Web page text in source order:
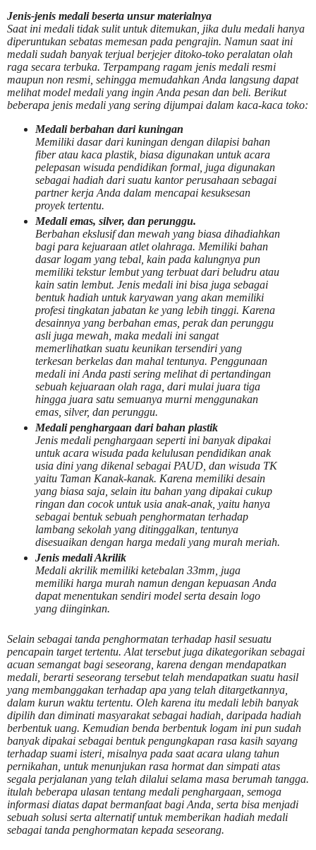
Jenis-jenis medali beserta unsur materialnya
Saat ini medali tidak sulit untuk ditemukan, jika dulu medali hanya
diperuntukan sebatas memesan pada pengrajin. Namun saat ini
medali sudah banyak terjual berjejer ditoko-toko peralatan olah
raga secara terbuka. Terpampang ragam jenis medali resmi
maupun non resmi, sehingga memudahkan Anda langsung dapat
melihat model medali yang ingin Anda pesan dan beli. Berikut
beberapa jenis medali yang sering dijumpai dalam kaca-kaca toko:
Medali berbahan dari kuningan
Memiliki dasar dari kuningan dengan dilapisi bahan
fiber atau kaca plastik, biasa digunakan untuk acara
pelepasan wisuda pendidikan formal, juga digunakan
sebagai hadiah dari suatu kantor perusahaan sebagai
partner kerja Anda dalam mencapai kesuksesan
proyek tertentu.
Medali emas, silver, dan perunggu.
Berbahan ekslusif dan mewah yang biasa dihadiahkan
bagi para kejuaraan atlet olahraga. Memiliki bahan
dasar logam yang tebal, kain pada kalungnya pun
memiliki tekstur lembut yang terbuat dari beludru atau
kain satin lembut. Jenis medali ini bisa juga sebagai
bentuk hadiah untuk karyawan yang akan memiliki
profesi tingkatan jabatan ke yang lebih tinggi. Karena
desainnya yang berbahan emas, perak dan perunggu
asli juga mewah, maka medali ini sangat
memerlihatkan suatu keunikan tersendiri yang
terkesan berkelas dan mahal tentunya. Penggunaan
medali ini Anda pasti sering melihat di pertandingan
sebuah kejuaraan olah raga, dari mulai juara tiga
hingga juara satu semuanya murni menggunakan
emas, silver, dan perunggu.
Medali penghargaan dari bahan plastik
Jenis medali penghargaan seperti ini banyak dipakai
untuk acara wisuda pada kelulusan pendidikan anak
usia dini yang dikenal sebagai PAUD, dan wisuda TK
yaitu Taman Kanak-kanak. Karena memiliki desain
yang biasa saja, selain itu bahan yang dipakai cukup
ringan dan cocok untuk usia anak-anak, yaitu hanya
sebagai bentuk sebuah penghormatan terhadap
lambang sekolah yang ditinggalkan, tentunya
disesuaikan dengan harga medali yang murah meriah.
Jenis medali Akrilik
Medali akrilik memiliki ketebalan 33mm, juga
memiliki harga murah namun dengan kepuasan Anda
dapat menentukan sendiri model serta desain logo
yang diinginkan.
Selain sebagai tanda penghormatan terhadap hasil sesuatu
pencapain target tertentu. Alat tersebut juga dikategorikan sebagai
acuan semangat bagi seseorang, karena dengan mendapatkan
medali, berarti seseorang tersebut telah mendapatkan suatu hasil
yang membanggakan terhadap apa yang telah ditargetkannya,
dalam kurun waktu tertentu. Oleh karena itu medali lebih banyak
dipilih dan diminati masyarakat sebagai hadiah, daripada hadiah
berbentuk uang. Kemudian benda berbentuk logam ini pun sudah
banyak dipakai sebagai bentuk pengungkapan rasa kasih sayang
terhadap suami isteri, misalnya pada saat acara ulang tahun
pernikahan, untuk menunjukan rasa hormat dan simpati atas
segala perjalanan yang telah dilalui selama masa berumah tangga.
itulah beberapa ulasan tentang medali penghargaan, semoga
informasi diatas dapat bermanfaat bagi Anda, serta bisa menjadi
sebuah solusi serta alternatif untuk memberikan hadiah medali
sebagai tanda penghormatan kepada seseorang.